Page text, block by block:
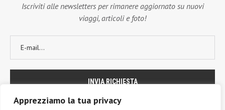
Apprezziamo la tua privacy
Iscriviti alle newsletters per rimanere aggiornato su nuovi
viaggi, articoli e foto!